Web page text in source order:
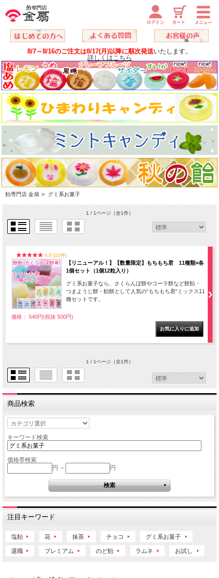
8/7～8/16のご注文は8/17(月)以降に順次発送いたします。
詳しくはこちら
飴専門店 金扇 > グミ系お菓子
1 / 1ページ（全1件）
4.8 (10件)
【リニューアル！】【数量限定】もちもち君 11種類×各
1個セット（1個12粒入り）
グミ系お菓子なら、さくらんぼ餅やコーラ餅など餅飴・
つまようじ餅・飴餅として人気の“もちもち君“ミックス11
種セットです。
価格： 540円(税抜 500円)
1 / 1ページ（全1件）
商品検索
キーワード検索
価格帯検索
円 ～
円
注目キーワード
塩飴 花 抹茶 チョコ グミ系お菓子
退職 プレミアム のど飴 ラムネ お試し